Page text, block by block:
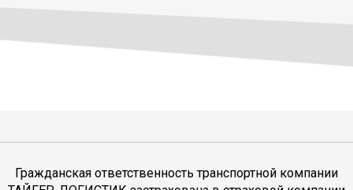
Гражданская ответственность транспортной компании